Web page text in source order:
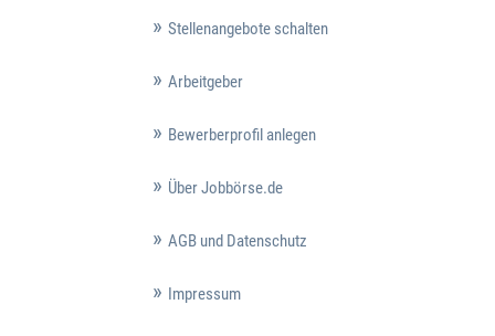
Stellenangebote schalten
Arbeitgeber
Bewerberprofil anlegen
Über Jobbörse.de
AGB und Datenschutz
Impressum